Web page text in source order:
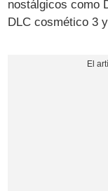
nostálgicos como
DLC cosmético 3